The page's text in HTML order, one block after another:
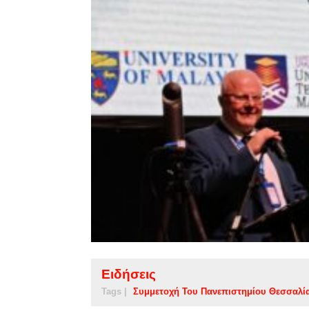
Ειδήσεις
Tags | Συμμετοχή Του Πανεπιστημίου